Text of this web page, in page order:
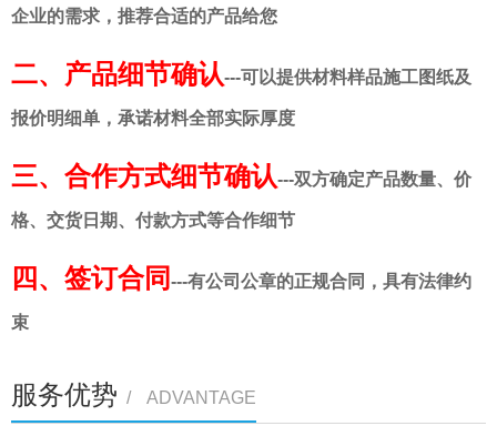
企业的需求，推荐合适的产品给您
二、 产品细节确认---可以提供材料样品施工图纸及
报价明细单，承诺材料全部实际厚度
三、 合作方式细节确认---双方确定产品数量、价
格、交货日期、付款方式等合作细节
四、 签订合同 ---有公司公章的正规合同，具有法律约
束
服务优势 / ADVANTAGE